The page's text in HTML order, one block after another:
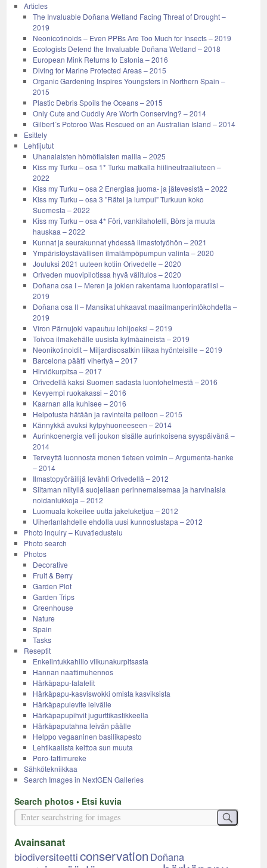
Articles
The Invaluable Doñana Wetland Facing Threat of Drought –
2019
Neonicotinoids – Even PPBs Are Too Much for Insects – 2019
Ecologists Defend the Invaluable Doñana Wetland – 2018
European Mink Returns to Estonia – 2016
Diving for Marine Protected Areas – 2015
Organic Gardening Inspires Youngsters in Northern Spain –
2015
Plastic Debris Spoils the Oceans – 2015
Only Cute and Cuddly Are Worth Conserving? – 2014
Gilbert´s Potoroo Was Rescued on an Australian Island – 2014
Esittely
Lehtijutut
Uhanalaisten hömötiaisten mailla – 2025
Kiss my Turku – osa 1* Turku matkalla hiilineutraaliuteen –
2022
Kiss my Turku – osa 2 Energiaa juoma- ja jätevesistä – 2022
Kiss my Turku – osa 3 ”Rätei ja lumpui” Turkuun koko
Suomesta – 2022
Kiss my Turku – osa 4* Föri, vankilahotelli, Börs ja muuta
hauskaa – 2022
Kunnat ja seurakunnat yhdessä ilmastotyöhön – 2021
Ympäristöystävällisen ilmalämpöpumpun valinta – 2020
Jouluksi 2021 uuteen kotiin Orivedelle – 2020
Oriveden muovipilotissa hyvä välitulos – 2020
Doñana osa I – Meren ja jokien rakentama luontoparatiisi –
2019
Doñana osa II – Mansikat uhkaavat maailmanperintökohdetta –
2019
Viron Pärnujoki vapautuu lohijoeksi – 2019
Toivoa ilmakehälle uusista kylmäaineista – 2019
Neonikotinoidit – Miljardisosatkin liikaa hyönteisille – 2019
Barcelona päätti vihertyä – 2017
Hirviökurpitsa – 2017
Orivedellä kaksi Suomen sadasta luontohelmestä – 2016
Kevyempi ruokakassi – 2016
Kaarnan alla kuhisee – 2016
Helpotusta hätään ja ravinteita peltoon – 2015
Kännykkä avuksi kylpyhuoneeseen – 2014
Aurinkoenergia veti joukon sisälle aurinkoisena syyspäivänä –
2014
Terveyttä luonnosta monen tieteen voimin – Argumenta-hanke
– 2014
Ilmastopyöräilijä levähti Orivedellä – 2012
Siitaman niityllä suojellaan perinnemaisemaa ja harvinaisia
noidanlukkoja – 2012
Luomuala kokeilee uutta jakeluketjua – 2012
Uiherlanlahdelle ehdolla uusi kunnostustapa – 2012
Photo inquiry – Kuvatiedustelu
Photo search
Photos
Decorative
Fruit & Berry
Garden Plot
Garden Trips
Greenhouse
Nature
Spain
Tasks
Reseptit
Enkelintukkahillo viikunakurpitsasta
Hannan naattimuhennos
Härkäpapu-falafelit
Härkäpapu-kasviswokki omista kasviksista
Härkäpapulevite leivälle
Härkäpapupihvit jugurttikastikkeella
Härkäpaputahna leivän päälle
Helppo vegaaninen basilikapesto
Lehtikaalista keittoa sun muuta
Poro-tattimureke
Sähkötekniikkaa
Search Images in NextGEN Galleries
Search photos • Etsi kuvia
Avainsanat
biodiversiteetticonservation Doñana